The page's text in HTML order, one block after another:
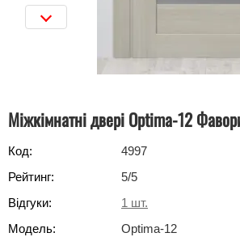
Міжкімнатні двері Optima-12
Код:
4997
Рейтинг:
5/5
Відгуки:
1 шт.
Модель:
Optima-12